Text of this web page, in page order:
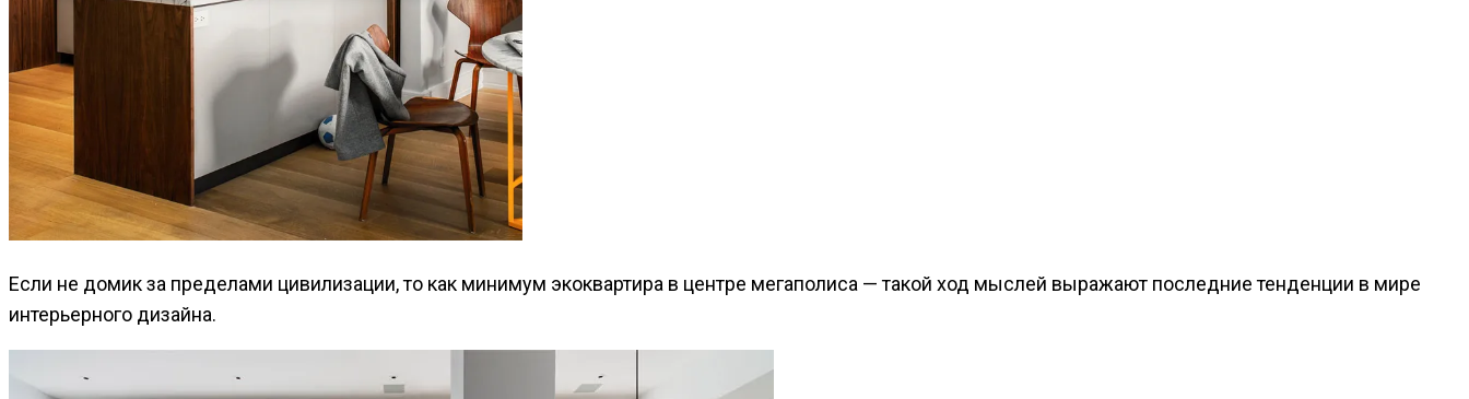
Если не домик за пределами цивилизации, то как минимум экоквартира в центре мегаполиса — такой ход мыслей выражают последние тенденции в мире
интерьерного дизайна.